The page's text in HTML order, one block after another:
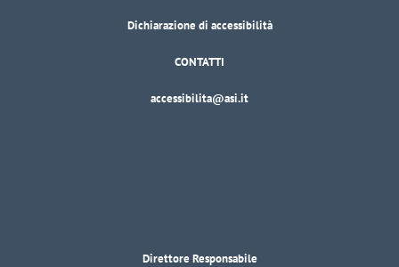
Dichiarazione di accessibilità
CONTATTI
accessibilita@asi.it
Direttore Responsabile